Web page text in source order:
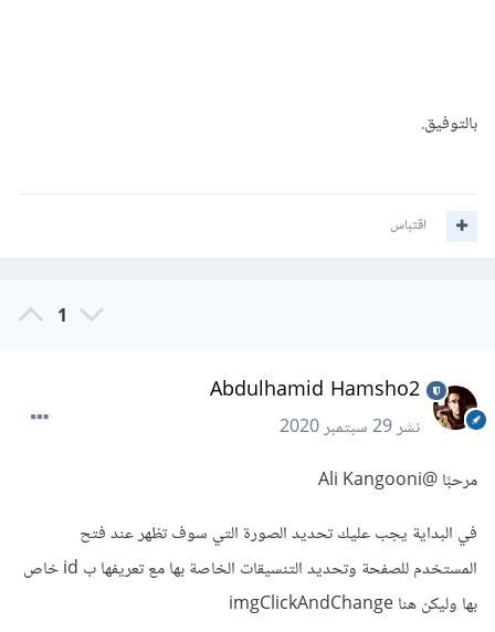
بالتوفيق.
اقتباس
1
Abdulhamid Hamsho2
نشر29 سبتمبر 2020
مرحبًا@Ali Kangooni
في البداية يجب عليك تحديد الصورة التي سوف تظهر عند فتح
المستخدم للصفحة وتحديد التنسيقات الخاصة بها مع تعريفها ب id خاص
بها وليكن هنا imgClickAndChange